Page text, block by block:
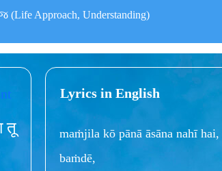
Approach, Understanding)
तू
Lyrics in English
maṁjila kō pānā āsāna nahī
baṁdē,